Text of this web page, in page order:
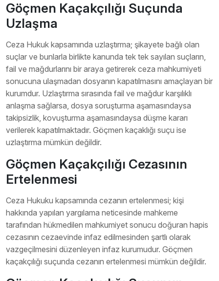
Göçmen Kaçakçılığı Suçunda
Uzlaşma
Ceza Hukuk kapsamında uzlaştırma; şikayete bağlı olan
suçlar ve bunlarla birlikte kanunda tek tek sayılan suçların,
fail ve mağdurlarını bir araya getirerek ceza mahkumiyeti
sonucuna ulaşmadan dosyanın kapatılmasını amaçlayan bir
kurumdur. Uzlaştırma sırasında fail ve mağdur karşılıklı
anlaşma sağlarsa, dosya soruşturma aşamasındaysa
takipsizlik, kovuşturma aşamasındaysa düşme kararı
verilerek kapatılmaktadır. Göçmen kaçaklığı suçu ise
uzlaştırma mümkün değildir.
Göçmen Kaçakçılığı Cezasının
Ertelenmesi
Ceza Hukuku kapsamında cezanın ertelenmesi; kişi
hakkında yapılan yargılama neticesinde mahkeme
tarafından hükmedilen mahkumiyet sonucu doğuran hapis
cezasının cezaevinde infaz edilmesinden şartlı olarak
vazgeçilmesini düzenleyen infaz kurumudur. Göçmen
kaçakçılığı suçunda cezanın ertelenmesi mümkün değildir.